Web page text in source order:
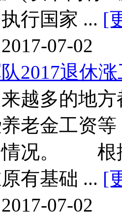
行国家 ... [
07-02
2017退休
多的地方
老金工资
情况。 根
有基础 ... [
07-02